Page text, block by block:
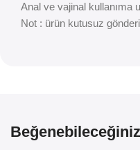
Anal ve vajinal kullanıma
Not : ürün kutusuz